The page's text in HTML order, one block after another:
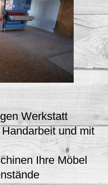
Werkstatt
und mit
Ihre Möbel